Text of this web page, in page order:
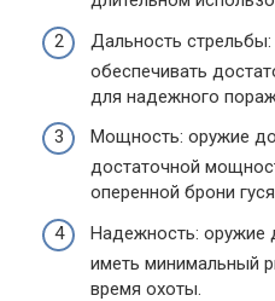
Дальность
обеспечивать
для надежного
Мощность: оружие
достаточной
оперенной брони
Надежность:
иметь минимальный
время охоты.